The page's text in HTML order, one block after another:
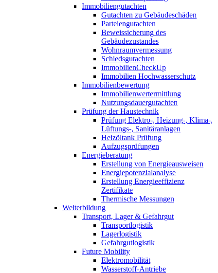
Immobiliengutachten
Gutachten zu Gebäudeschäden
Parteiengutachten
Beweissicherung des
Gebäudezustandes
Wohnraumvermessung
Schiedsgutachten
ImmobilienCheckUp
Immobilien Hochwasserschutz
Immobilienbewertung
Immobilienwertermittlung
Nutzungsdauergutachten
Prüfung der Haustechnik
Prüfung Elektro-, Heizung-, Klima-,
Lüftungs-, Sanitäranlagen
Heizöltank Prüfung
Aufzugsprüfungen
Energieberatung
Erstellung von Energieausweisen
Energiepotenzialanalyse
Erstellung Energieeffizienz
Zertifikate
Thermische Messungen
Weiterbildung
Transport, Lager & Gefahrgut
Transportlogistik
Lagerlogistik
Gefahrgutlogistik
Future Mobility
Elektromobilität
Wasserstoff-Antriebe